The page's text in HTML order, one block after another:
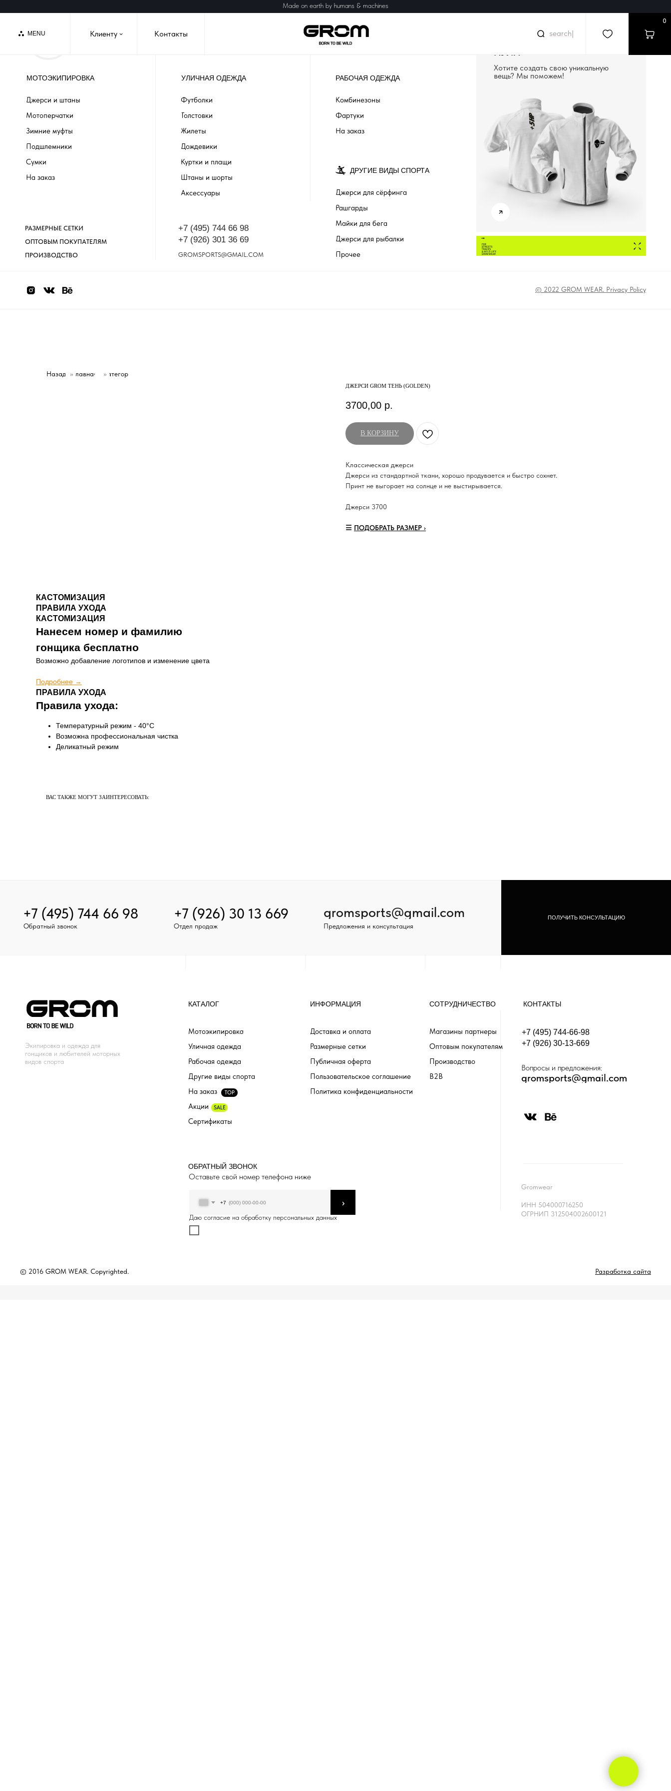
MENU
0
Клиенту search|
Контакты
›
Made on earth by humans & machines
МОТОЭКИПИРОВКА
© 2022 GROM WEAR. Privacy Policy
УЛИЧНАЯ ОДЕЖДА РАБОЧАЯ ОДЕЖДА
СОЗДАДИМ ВЕЩЬ С
Хотите создать свою уникальную
вещь? Мы поможем!
ОПТОВЫМ ПОКУПАТЕЛЯМ
ПРОИЗВОДСТВО
+7 (926) 301 36 69
GROMSPORTS@GMAIL.COM
Джерси и штаны
Мотоперчатки
Зимние муфты
Подшлемники
Сумки
На заказ
Футболки
Толстовки
Жилеты
Дождевики
Куртки и плащи
Штаны и шорты
Аксессуары
Комбинезоны
Фартуки
На заказ
+7 (495) 744 66 98
РАЗМЕРНЫЕ СЕТКИ
ДРУГИЕ ВИДЫ СПОРТА
Джерси для сёрфинга
Рашгарды
Майки для бега
Джерси для рыбалки
Прочее
Назад » Главная »
Категории
ДЖЕРСИ GROM ТЕНЬ (GOLDEN)
3700,00 р.
В КОРЗИНУ
Классическая джерси
Джерси из стандартной ткани, хорошо продувается и быстро сохнет.
Принт не выгорает на солнце и не выстирывается.
Джерси 3700
☰ ПОДОБРАТЬ РАЗМЕР ›
КАСТОМИЗАЦИЯ
ПРАВИЛА УХОДА
КАСТОМИЗАЦИЯ
Нанесем номер и фамилию
гонщика бесплатно
Возможно добавление логотипов и изменение цвета
Подробнее →
ПРАВИЛА УХОДА
Правила ухода:
Температурный режим - 40°C
Возможна профессиональная чистка
Деликатный режим
ВАС ТАКЖЕ МОГУТ ЗАИНТЕРЕСОВАТЬ:
+7 (495) 744 66 98 gromsports@gmail.com
Предложения и консультация
ПОЛУЧИТЬ КОНСУЛЬТАЦИЮ
+7 (926) 30 13 669
Отдел продаж
Обратный звонок
КАТАЛОГ
Мотоэкипировка
Уличная одежда
Рабочая одежда
На заказ TOP
ИНФОРМАЦИЯ
Доставка и оплата
Производство
Размерные сетки
Публичная оферта
Пользовательское соглашение
СОТРУДНИЧЕСТВО
Магазины партнеры
Оптовым покупателям
Акции SALE
КОНТАКТЫ
+7 (495) 744-66-98
+7 (926) 30-13-669
gromsports@gmail.com
Gromwear
ИНН 504000716250
ОГРНИП 312504002600121
© 2016 GROM WEAR. Copyrighted. Разработка сайта
Вопросы и предложения:
Экипировка и одежда для
гонщиков и любителей моторных
видов спорта
ОБРАТНЫЙ ЗВОНОК
Оставьте свой номер телефона ниже
+7
Даю согласие на обработку персональных данных
›
Политика конфиденциальности
Сертификаты
Другие виды спорта B2B